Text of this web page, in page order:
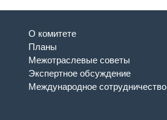
О комитете
Планы
Межотраслевые советы
Экспертное обсуждение
Международное сотрудничество